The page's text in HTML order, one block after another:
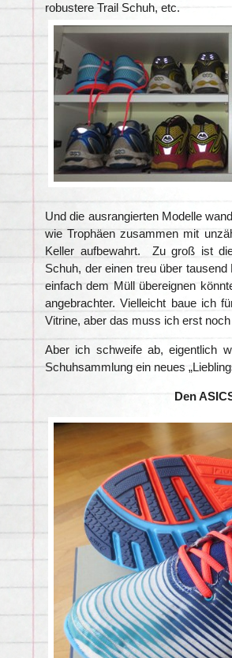
robustere Trail Schuh, etc.
Und die ausrangierten Modelle
wie Trophäen zusammen mit
Keller aufbewahrt. Zu groß ist
Schuh, der einen treu über
einfach dem Müll übereignen
angebrachter. Vielleicht baue ich
Vitrine, aber das muss ich erst
Aber ich schweife ab, eigentlich
Schuhsammlung ein neues
Den